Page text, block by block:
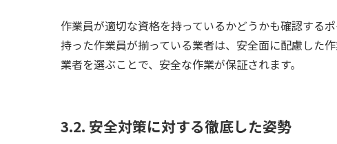
作業員が適切な資格を持っているかどうかも確認する
持った作業員が揃っている業者は、安全面に配慮した
業者を選ぶことで、安全な作業が保証されます。
3.2. 安全対策に対する徹底した姿勢